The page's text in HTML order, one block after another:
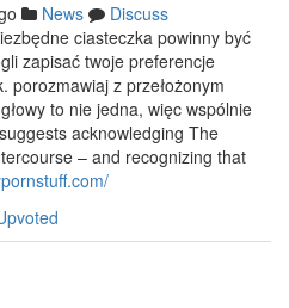
News
Discuss
ciasteczka powinny być
zapisać twoje preferencje
porozmawiaj z przełożonym
to nie jedna, więc wspólnie
acknowledging The
– and recognizing that